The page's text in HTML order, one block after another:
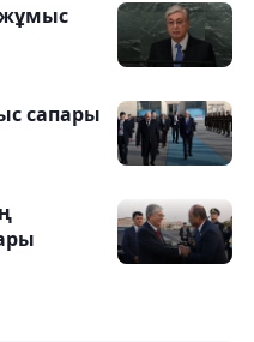
жұмыс
сапары